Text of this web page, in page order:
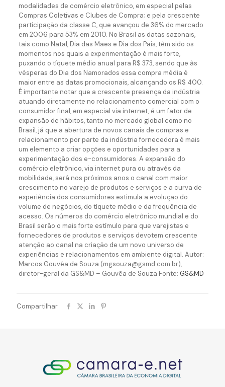
modalidades de comércio eletrônico, em especial pelas
Compras Coletivas e Clubes de Compra; e pela crescente
participação da classe C, que avançou de 36% do mercado
em 2006 para 53% em 2010. No Brasil as datas sazonais,
tais como Natal, Dia das Mães e Dia dos Pais, têm sido os
momentos nos quais a experimentação é mais forte,
puxando o tíquete médio anual para R$ 373, sendo que às
vésperas do Dia dos Namorados essa compra média é
maior entre as datas promocionais, alcançando os R$ 400.
É importante notar que a crescente presença da indústria
atuando diretamente no relacionamento comercial com o
consumidor final, em especial via internet, é um fator de
expansão de hábitos, tanto no mercado global como no
Brasil, já que a abertura de novos canais de compras e
relacionamento por parte da indústria fornecedora é mais
um elemento a criar opções e oportunidades para a
experimentação dos e-consumidores. A expansão do
comércio eletrônico, via internet pura ou através da
mobilidade, será nos próximos anos o canal com maior
crescimento no varejo de produtos e serviços e a curva de
experiência dos consumidores estimula a evolução do
volume de negócios, do tíquete médio e da frequência de
acesso. Os números do comércio eletrônico mundial e do
Brasil serão o mais forte estímulo para que varejistas e
fornecedores de produtos e serviços devotem crescente
atenção ao canal na criação de um novo universo de
experiências e relacionamentos em ambiente digital. Autor:
Marcos Gouvêa de Souza (mgsouza@gsmd.com.br),
diretor-geral da GS&MD – Gouvêa de Souza Fonte: GS&MD
Compartilhar